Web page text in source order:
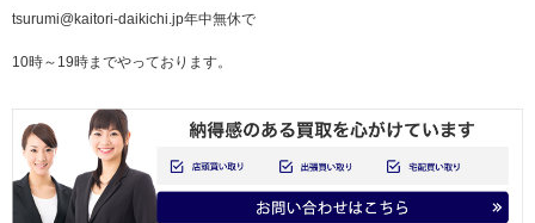
tsurumi@kaitori-daikichi.jp年中無休で
10時～19時までやっております。